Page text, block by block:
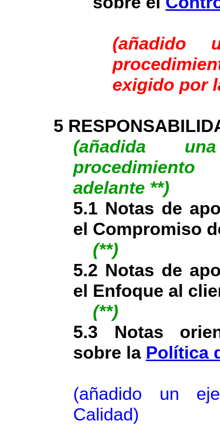
(añadido
exigido por
5
(añadida
adelante **)
5.1 Notas de
el Compromiso
(**)
5.2 Notas de
el Enfoque al
(**)
5.3 Notas
sobre la Política
(añadido un
Calidad)